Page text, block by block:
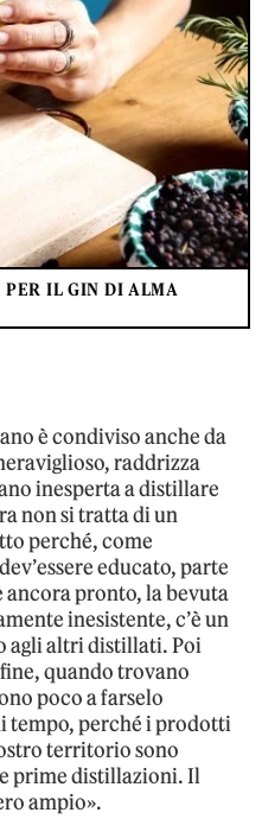
PER IL GIN DI ALMA
è condiviso anche da
raddrizza
inesperta a distillare
non si tratta di un
perché, come
educato, parte
pronto, la bevuta
inesistente, c’è un
agli altri distillati. Poi
quando trovano
poco a farselo
tempo, perché i prodotti
territorio sono
prime distillazioni. Il
ampio».